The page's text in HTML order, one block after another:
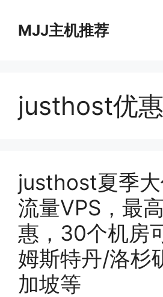
MJJ主机推荐
justhost优惠
justhost夏季
流量VPS，最
惠，30个机房
姆斯特丹/洛杉
加坡等